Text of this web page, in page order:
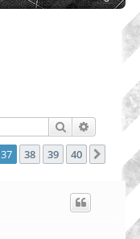
Cerca Ricerca
37 38 39 40